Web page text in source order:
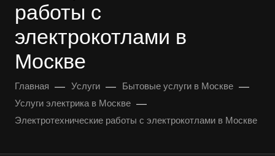
работы с
электрокотлами в
Москве
Главная — Услуги — Бытовые услуги в Москве —
Услуги электрика в Москве —
Электротехнические работы с электрокотлами в Москве